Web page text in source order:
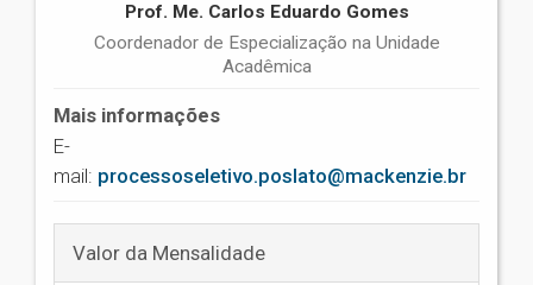
Prof. Me. Carlos Eduardo Gomes
Coordenador de Especialização na Unidade
Acadêmica
Mais informações
E-
mail: processoseletivo.poslato@mackenzie.br
Valor da Mensalidade